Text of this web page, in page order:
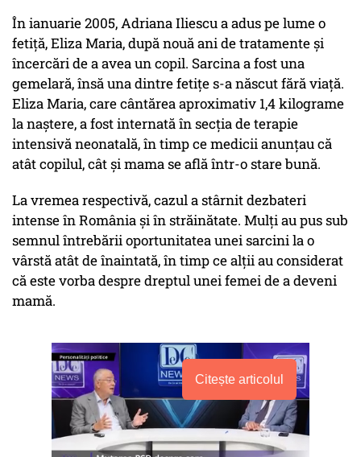
În ianuarie 2005, Adriana Iliescu a adus pe lume o
fetiță, Eliza Maria, după nouă ani de tratamente și
încercări de a avea un copil. Sarcina a fost una
gemelară, însă una dintre fetițe s-a născut fără viață.
Eliza Maria, care cântărea aproximativ 1,4 kilograme
la naștere, a fost internată în secția de terapie
intensivă neonatală, în timp ce medicii anunțau că
atât copilul, cât și mama se află într-o stare bună.
La vremea respectivă, cazul a stârnit dezbateri
intense în România și în străinătate. Mulți au pus sub
semnul întrebării oportunitatea unei sarcini la o
vârstă atât de înaintată, în timp ce alții au considerat
că este vorba despre dreptul unei femei de a deveni
mamă.
Citește articolul